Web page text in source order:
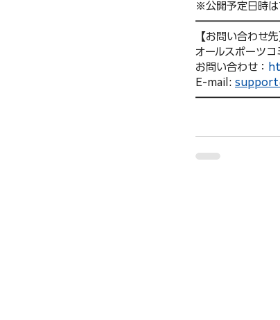
※公開予定日時は
【お問い合わ
オールスポーツコ
お問い合わせ：
E-mail: